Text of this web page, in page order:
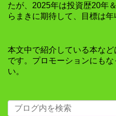
たが、2025年は投資歴20年
らまきに期待して、目標は年
本文中で紹介している本な
です。プロモーションにも
い。